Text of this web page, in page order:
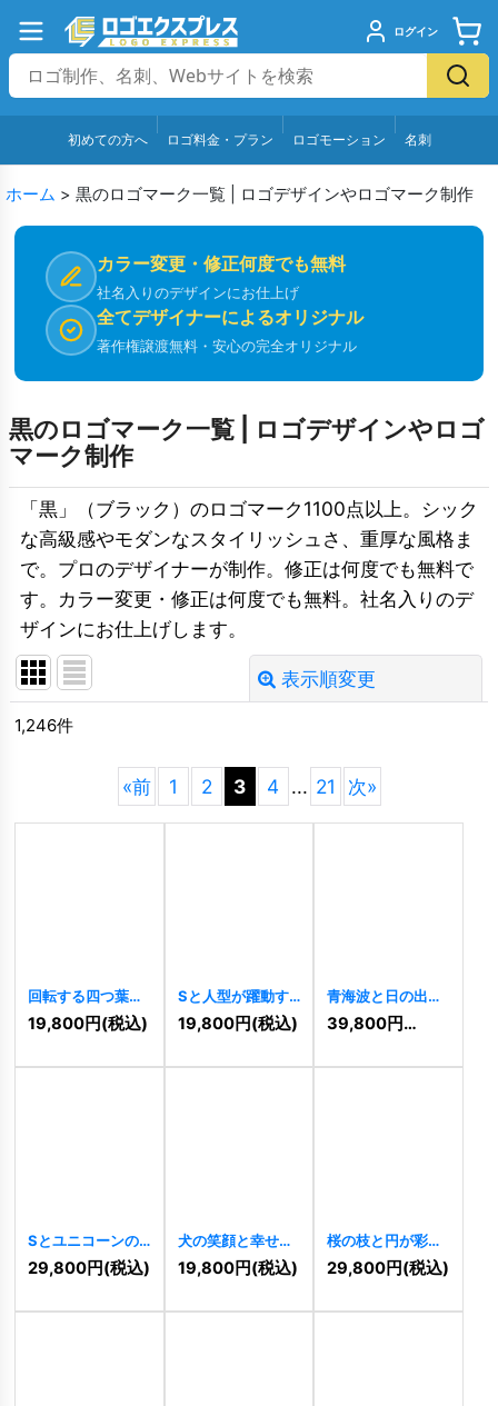
ログイン
初めての方へ ロゴ料金・プラン ロゴモーション 名刺
ホーム > 黒のロゴマーク一覧 | ロゴデザインやロゴマーク制作
カラー変更・修正何度でも無料
社名入りのデザインにお仕上げ
全てデザイナーによるオリジナル
著作権譲渡無料・安心の完全オリジナル
黒のロゴマーク一覧 | ロゴデザインやロゴ
マーク制作
「黒」（ブラック）のロゴマーク1100点以上。シック
な高級感やモダンなスタイリッシュさ、重厚な風格ま
で。プロのデザイナーが制作。修正は何度でも無料で
す。カラー変更・修正は何度でも無料。社名入りのデ
ザインにお仕上げします。
表示順変更
絞り込む
1,246件
«前 1 2 3 4 ... 21 次»
回転する四つ葉の
紋章ロゴ [10938 ]
19,800円(税込)
Sと人型が躍動す
る情熱と推進のロ
ゴ [ 10921 ]
19,800円(税込)
青海波と日の出が
象徴する、和の円
形ロゴ 10922
39,800円(税込)
Sとユニコーンの
優雅なロゴ
10917 ]
29,800円(税込)
犬の笑顔と幸せを
表現したロゴ
10913 ]
19,800円(税込)
桜の枝と円が彩る
和風エレガントロ
ゴ [10911
29,800円(税込)